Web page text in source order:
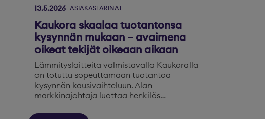
13.5.2026 ASIAKASTARINAT
Kaukora skaalaa tuotantonsa
kysynnän mukaan – avaimena
oikeat tekijät oikeaan aikaan
Lämmityslaitteita valmistavalla Kaukoralla
on totuttu sopeuttamaan tuotantoa
kysynnän kausivaihteluun. Alan
markkinajohtaja luottaa henkilös…